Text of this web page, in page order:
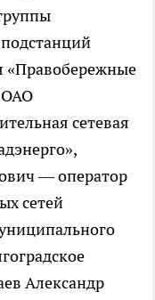
«Правобережные
ОАО
сетевая
— оператор
сетей
Александр